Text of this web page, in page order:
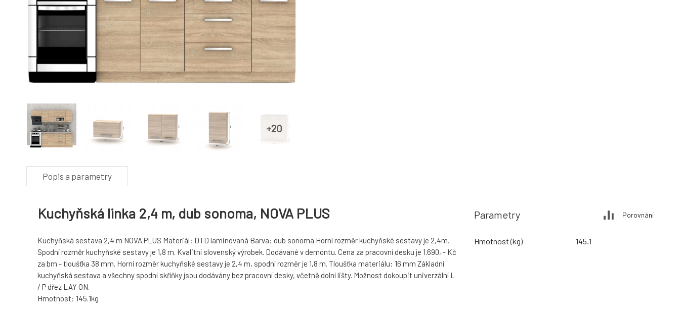
Popis a parametry
Kuchyňská linka 2,4 m, dub sonoma, NOVA PLUS
Kuchyňská sestava 2,4 m NOVA PLUS Materiál: DTD laminovaná Barva: dub sonoma Horní rozměr kuchyňské sestavy je 2,4m.
Spodní rozměr kuchyňské sestavy je 1,8 m. Kvalitní slovenský výrobek. Dodávané v demontu. Cena za pracovní desku je 1.690, - Kč
za bm - tloušťka 38 mm. Horní rozměr kuchyňské sestavy je 2,4 m, spodní rozměr je 1,8 m. Tloušťka materiálu: 16 mm Základní
kuchyňská sestava a všechny spodní skříňky jsou dodávány bez pracovní desky, včetně dolní lišty. Možnost dokoupit univerzální L
/ P dřez LAY ON.
Hmotnost: 145.1kg
Parametry Porovnání
Hmotnost (kg) 145.1